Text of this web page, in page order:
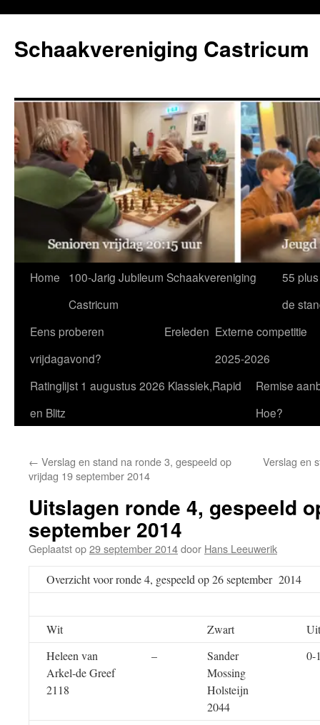
de
inhoud
Schaakvereniging Castricum
Home
100-Jarig Jubileum Schaakvereniging
Castricum
55
de
Eens proberen
vrijdagavond?
Ereleden Externe competitie
2025-2026
Ratinglijst 1 augustus 2026 Klassiek,Rapid
en Blitz
Remise
Hoe?
← Verslag en stand na ronde 3, gespeeld op
vrijdag 19 september 2014
Verslag en
Uitslagen ronde 4, gespeeld
september 2014
Geplaatst op29 september 2014door Hans Leeuwerik
Overzicht voor ronde 4, gespeeld op 26 september 2014
Wit Zwart
Heleen van
Arkel-de Greef
2118
–
Sander
Mossing
Holsteijn
2044
0-